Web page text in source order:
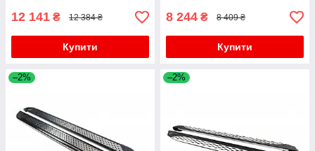
12 141 ₴ 12 384 ₴
Купити
8 244 ₴ 8 409 ₴
Купити
–2% –2%